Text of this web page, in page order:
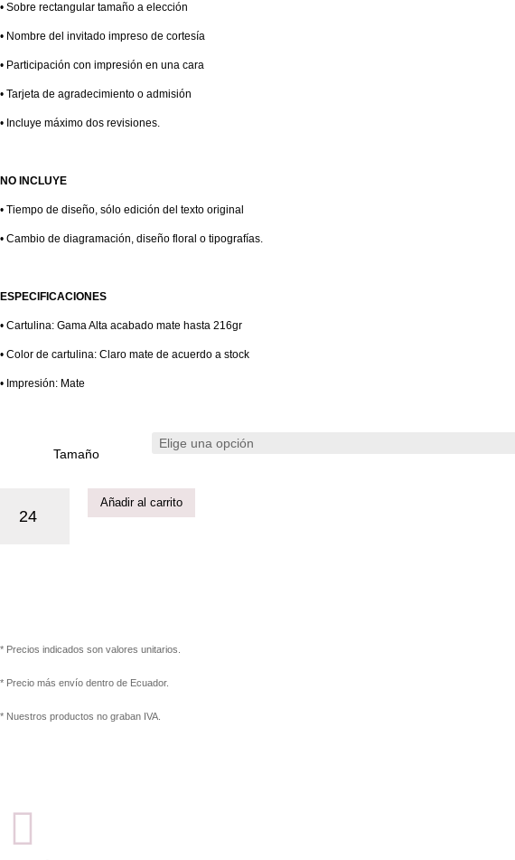
• Sobre rectangular tamaño a elección
• Nombre del invitado impreso de cortesía
• Participación con impresión en una cara
• Tarjeta de agradecimiento o admisión
• Incluye máximo dos revisiones.
NO INCLUYE
• Tiempo de diseño, sólo edición del texto original
• Cambio de diagramación, diseño floral o tipografías.
ESPECIFICACIONES
• Cartulina: Gama Alta acabado mate hasta 216gr
• Color de cartulina: Claro mate de acuerdo a stock
• Impresión: Mate
Tamaño
Añadir al carrito
* Precios indicados son valores unitarios.
* Precio más envío dentro de Ecuador.
* Nuestros productos no graban IVA.